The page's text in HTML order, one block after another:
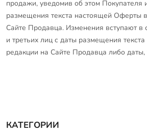
КАТЕГОРИИ
продажи, уведомив об этом Покупателя
размещения текста настоящей Оферты
Сайте Продавца. Изменения вступают в
и третьих лиц с даты размещения
редакции на Сайте Продавца либо